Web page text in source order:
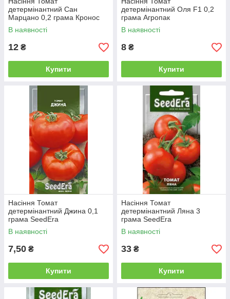
детермінантний Сан
Марцано 0,2 грама Кронос
В наявності
12 ₴
Купити
детермінантний Оля F1 0,2
грама Агропак
В наявності
8 ₴
Купити
Насіння Томат
детермінантний Джина 0,1
грама SeedEra
В наявності
7,50 ₴
Купити
Насіння Томат
детермінантний Ляна 3
грама SeedEra
В наявності
33 ₴
Купити